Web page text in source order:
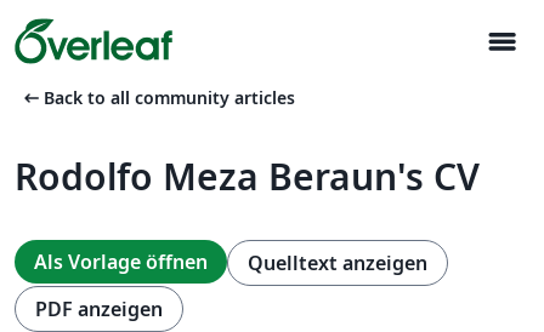
menu
arrow_left_alt Back to all community articles
Rodolfo Meza Beraun's CV
Als Vorlage öffnen
Quelltext anzeigen
PDF anzeigen